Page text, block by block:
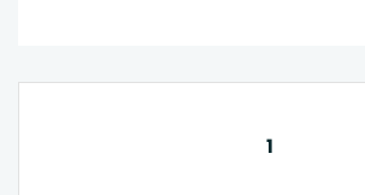
1